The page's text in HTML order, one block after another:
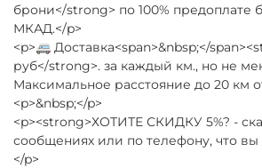
брони</strong> по 100% предоплате
МКАД.</p>
<p>🚐 Доставка<span>&nbsp;</
руб</strong>. за каждый км., но не
Максимальное расстояние до 20 км
<p>&nbsp;</p>
<p><strong>ХОТИТЕ СКИДКУ 5%? -
сообщениях или по телефону, что
</p>